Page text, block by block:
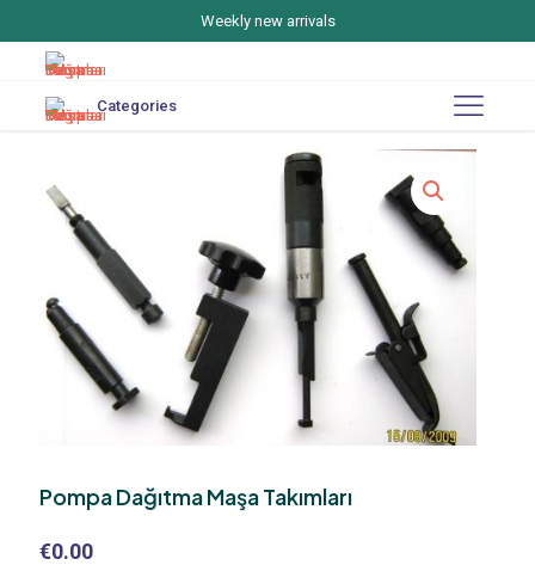
Weekly new arrivals
Categories
Pompa Dağıtma Maşa Takımları
€0.00